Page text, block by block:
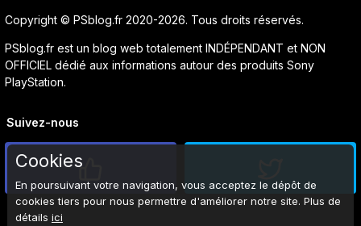
Copyright © PSblog.fr 2020-2026. Tous droits réservés.
PSblog.fr est un blog web totalement INDÉPENDANT et NON
OFFICIEL dédié aux informations autour des produits Sony
PlayStation.
Suivez-nous
Cookies
En poursuivant votre navigation, vous acceptez le dépôt de
cookies tiers pour nous permettre d'améliorer notre site. Plus de
détails ici